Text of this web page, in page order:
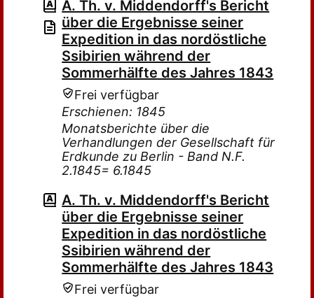
A. Th. v. Middendorff's Bericht
über die Ergebnisse seiner
Expedition in das nordöstliche
Ssibirien während der
Sommerhälfte des Jahres 1843
Frei verfügbar
Erschienen: 1845
Monatsberichte über die
Verhandlungen der Gesellschaft für
Erdkunde zu Berlin - Band N.F.
2.1845= 6.1845
A. Th. v. Middendorff's Bericht
über die Ergebnisse seiner
Expedition in das nordöstliche
Ssibirien während der
Sommerhälfte des Jahres 1843
Frei verfügbar